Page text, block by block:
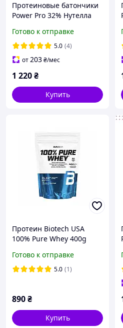
Протеиновые батончики
Power Pro 32% Нутелла
Готово к отправке
5.0 (4)
от203₴/мес
1 220₴
Купить
Протеин Biotech USA
100% Pure Whey 400g
Готово к отправке
5.0 (1)
890₴
Купить